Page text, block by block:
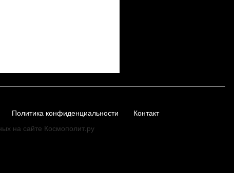
Политика конфиденциальности Контакт
на сайте Космополит.ру